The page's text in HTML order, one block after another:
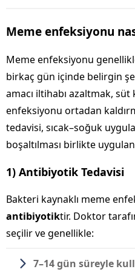
Meme enfeksiyonu
Meme enfeksiyonu
birkaç gün içinde belirgin
amacı iltihabı azaltmak, süt
enfeksiyonu ortadan
tedavisi, sıcak–soğuk
boşaltılması birlikte
1) Antibiyotik Tedavisi
Bakteri kaynaklı meme
antibiyotiktir. Doktor
seçilir ve genellikle:
7–14 gün süreyle